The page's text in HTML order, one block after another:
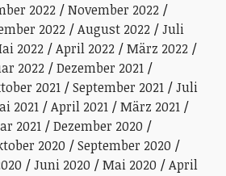
2022
November 2022
2022 August 2022
Juli
2022 April 2022
März 2022
2022
Dezember 2021
2021 September 2021
Juli
2021 April 2021
März 2021
2021
Dezember 2020
2020
September 2020
Juni 2020 Mai 2020
April